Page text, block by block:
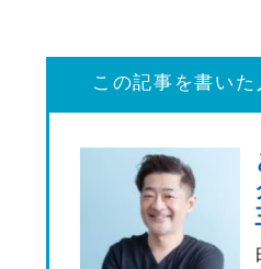
この記事を書いた